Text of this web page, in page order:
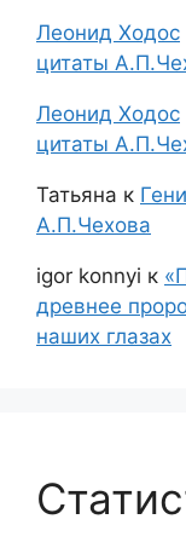
Леонид Ходос
цитаты
Леонид Ходос
цитаты
Татьяна к
А.П.Чехова
igor konnyi к
древнее
наших глазах